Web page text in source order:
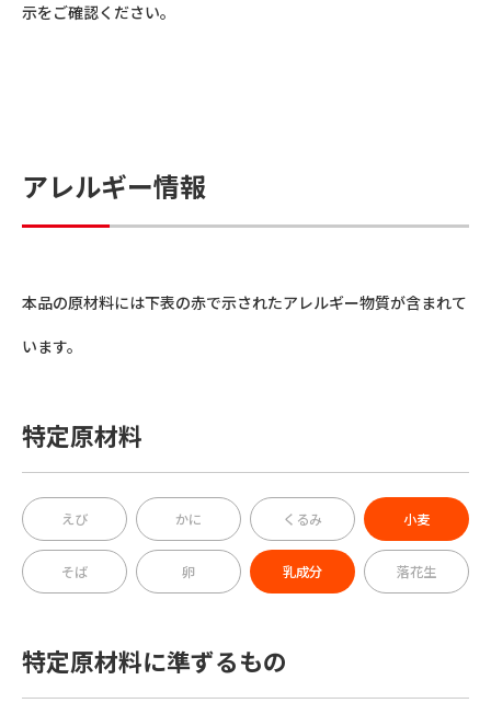
示をご確認ください。
アレルギー情報
本品の原材料には下表の赤で示されたアレルギー物質が含まれて
います。
特定原材料
えび かに くるみ 小麦
そば 卵 乳成分 落花生
特定原材料に準ずるもの